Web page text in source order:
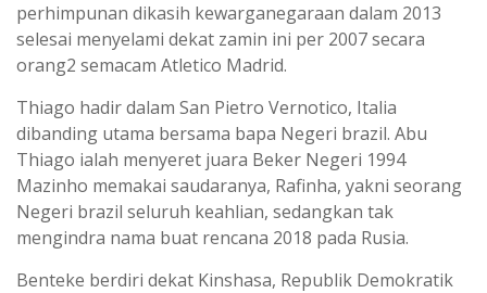
perhimpunan dikasih kewarganegaraan dalam 2013
selesai menyelami dekat zamin ini per 2007 secara
orang2 semacam Atletico Madrid.
Thiago hadir dalam San Pietro Vernotico, Italia
dibanding utama bersama bapa Negeri brazil. Abu
Thiago ialah menyeret juara Beker Negeri 1994
Mazinho memakai saudaranya, Rafinha, yakni seorang
Negeri brazil seluruh keahlian, sedangkan tak
mengindra nama buat rencana 2018 pada Rusia.
Benteke berdiri dekat Kinshasa, Republik Demokratik